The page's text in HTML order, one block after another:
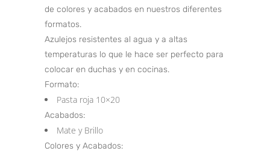
de colores y acabados en nuestros diferentes
formatos.
Azulejos resistentes al agua y a altas
temperaturas lo que le hace ser perfecto para
colocar en duchas y en cocinas.
Formato:
Pasta roja 10×20
Acabados:
Mate y Brillo
Colores y Acabados: